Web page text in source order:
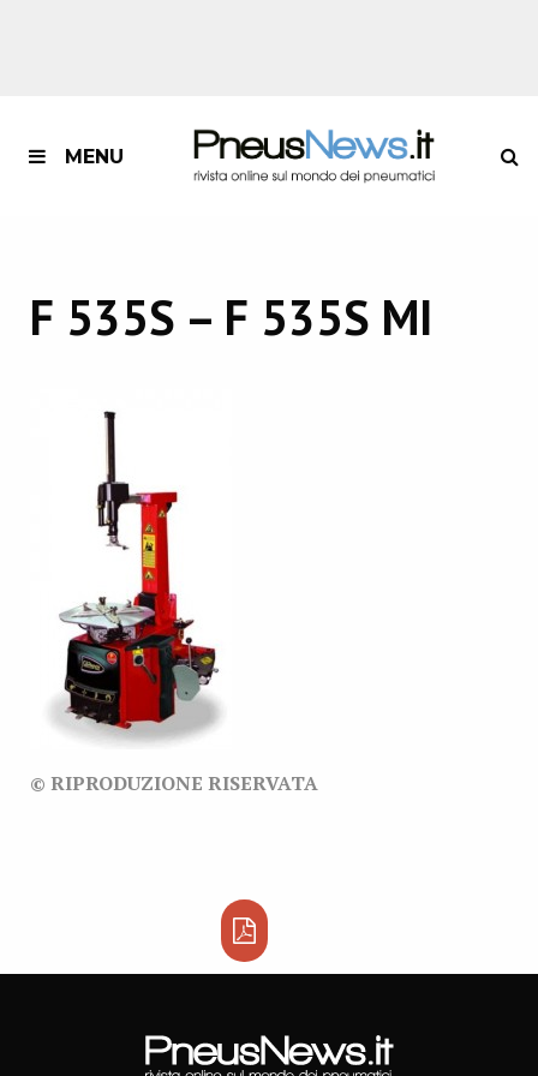
MENU
F 535S – F 535S MI
© RIPRODUZIONE RISERVATA